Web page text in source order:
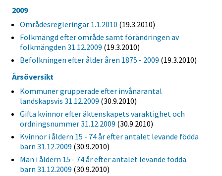
2009
Områdesregleringar 1.1.2010 (19.3.2010)
Folkmängd efter område samt förändringen av
folkmängden 31.12.2009 (19.3.2010)
Befolkningen efter ålder åren 1875 - 2009 (19.3.2010)
Årsöversikt
Kommuner grupperade efter invånarantal
landskapsvis 31.12.2009 (30.9.2010)
Gifta kvinnor efter äktenskapets varaktighet och
ordningsnummer 31.12.2009 (30.9.2010)
Kvinnor i åldern 15 - 74 år efter antalet levande födda
barn 31.12.2009 (30.9.2010)
Män i åldern 15 - 74 år efter antalet levande födda
barn 31.12.2009 (30.9.2010)